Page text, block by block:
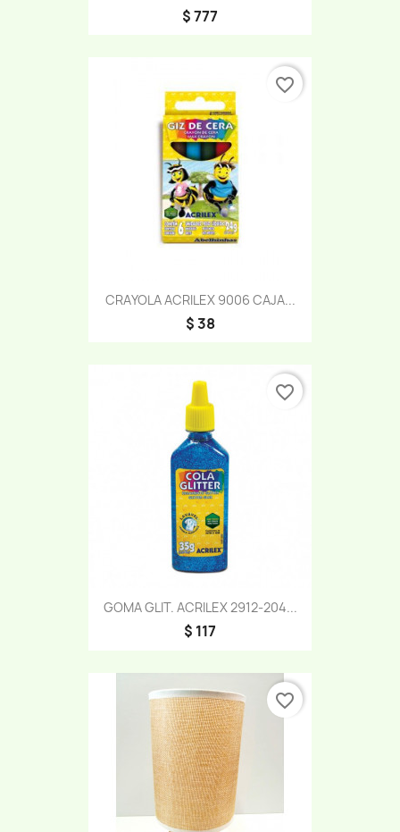
$ 777
CRAYOLA ACRILEX 9006 CAJA...
$ 38
favorite_border
GOMA GLIT. ACRILEX 2912-204...
$ 117
favorite_border
favorite_border